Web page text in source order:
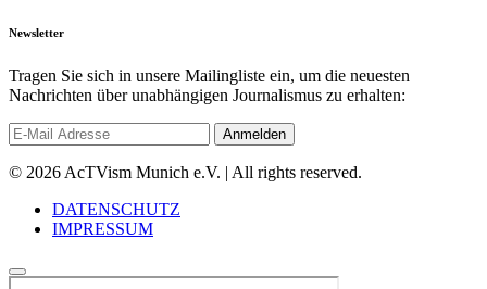
Newsletter
Tragen Sie sich in unsere Mailingliste ein, um die neuesten
Nachrichten über unabhängigen Journalismus zu erhalten:
© 2026 AcTVism Munich e.V. | All rights reserved.
DATENSCHUTZ
IMPRESSUM